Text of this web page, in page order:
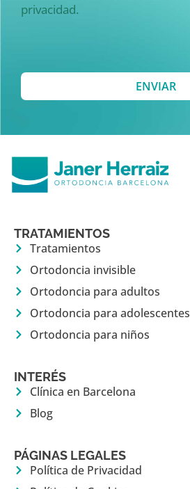
privacidad.
ENVIAR
TRATAMIENTOS
Tratamientos
Ortodoncia invisible
Ortodoncia para adultos
Ortodoncia para adolescentes
Ortodoncia para niños
INTERÉS
Clínica en Barcelona
Blog
PÁGINAS LEGALES
Política de Privacidad